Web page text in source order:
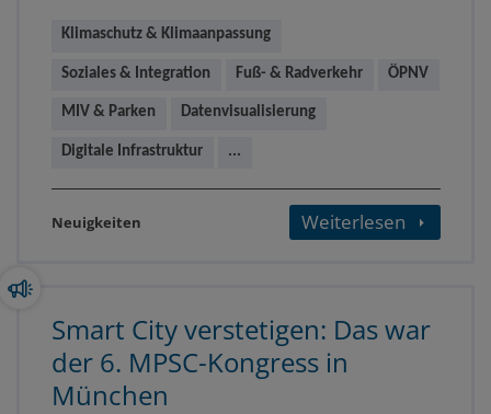
Klimaschutz & Klimaanpassung
Soziales & Integration Fuß- & Radverkehr ÖPNV
MIV & Parken Datenvisualisierung
Digitale Infrastruktur ...
Neuigkeiten Weiterlesen
Smart City verstetigen: Das war
der 6. MPSC-Kongress in
München